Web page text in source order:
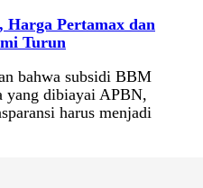
Harga Pertamax dan
Turun
bahwa subsidi BBM
yang dibiayai APBN,
harus menjadi